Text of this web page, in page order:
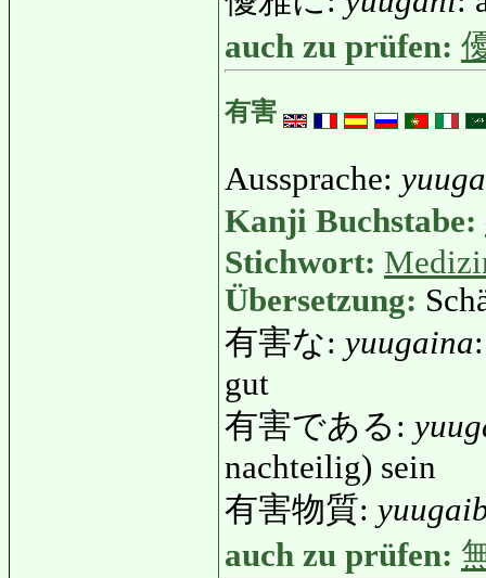
auch zu prüfen:
有害
Aussprache:
Kanji Buchstabe:
Stichwort:
Übersetzung:
有害な: yuugaina
gut
有害である:
nachteilig) sein
有害物質:
auch zu prüfen: